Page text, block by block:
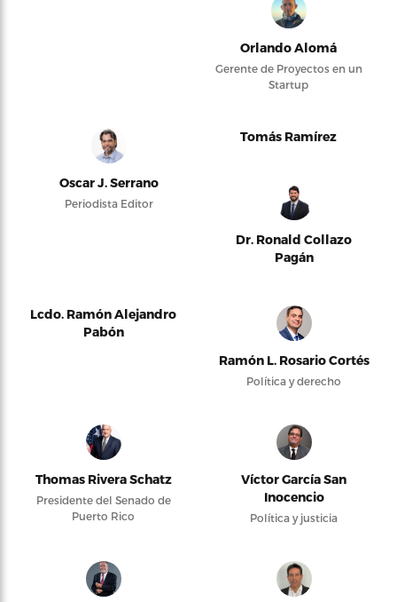
Orlando Alomá
Gerente de Proyectos en un
Startup
Oscar J. Serrano
Periodista Editor
Tomás Ramírez
Dr. Ronald Collazo
Pagán
Lcdo. Ramón Alejandro
Pabón
Ramón L. Rosario Cortés
Política y derecho
Thomas Rivera Schatz
Presidente del Senado de
Puerto Rico
Víctor García San
Inocencio
Política y justicia